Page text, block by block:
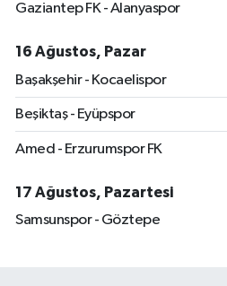
Gaziantep FK - Alanyaspor
16 Ağustos, Pazar
Başakşehir - Kocaelispor
Beşiktaş - Eyüpspor
Amed - Erzurumspor FK
17 Ağustos, Pazartesi
Samsunspor - Göztepe